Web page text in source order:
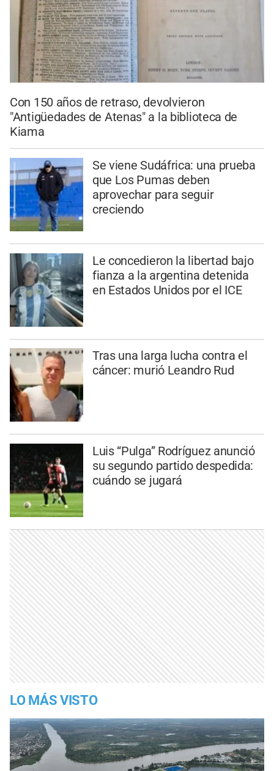
Con 150 años de retraso, devolvieron
"Antigüedades de Atenas" a la biblioteca de
Kiama
Se viene Sudáfrica: una prueba
que Los Pumas deben
aprovechar para seguir
creciendo
Le concedieron la libertad bajo
fianza a la argentina detenida
en Estados Unidos por el ICE
Tras una larga lucha contra el
cáncer: murió Leandro Rud
Luis “Pulga” Rodríguez anunció
su segundo partido despedida:
cuándo se jugará
LO MÁS VISTO